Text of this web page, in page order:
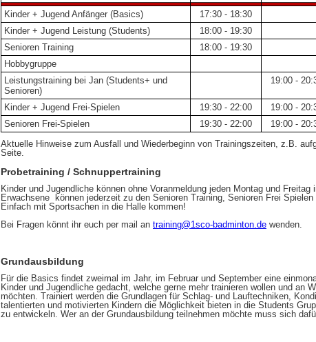
Kinder + Jugend Anfänger (Basics)
17:30 - 18:30
Kinder + Jugend Leistung (Students)
18:00 - 19:30
Senioren Training
18:00 - 19:30
Hobbygruppe
Leistungstraining bei Jan (Students+ und
Senioren)
19:00 -
Kinder + Jugend Frei-Spielen 19:30 - 22:00 19:00 -
Senioren Frei-Spielen
19:30 - 22:00 19:00 -
Aktuelle Hinweise zum Ausfall und Wiederbeginn von Trainingszeiten, z.B.
Seite.
Probetraining / Schnuppertraining
Kinder und Jugendliche können ohne Voranmeldung jeden Montag und
Erwachsene können jederzeit zu den Senioren Training, Senioren Frei
Einfach mit Sportsachen in die Halle kommen!
Bei Fragen könnt ihr euch per mail an training@1sco-badminton.de wenden.
Grundausbildung
Für die Basics findet zweimal im Jahr, im Februar und September eine
Kinder und Jugendliche gedacht, welche gerne mehr trainieren wollen und an
möchten. Trainiert werden die Grundlagen für Schlag- und Lauftechniken,
talentierten und motivierten Kindern die Möglichkeit bieten in die Students
zu entwickeln. Wer an der Grundausbildung teilnehmen möchte muss sich